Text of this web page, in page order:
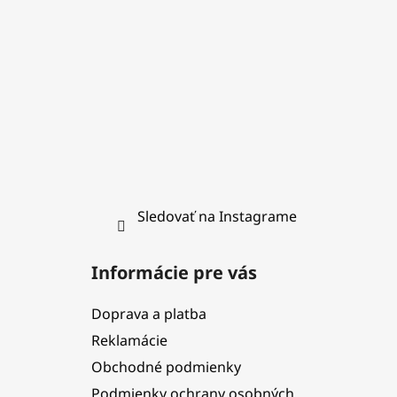
Sledovať na Instagrame
Informácie pre vás
Doprava a platba
Reklamácie
Obchodné podmienky